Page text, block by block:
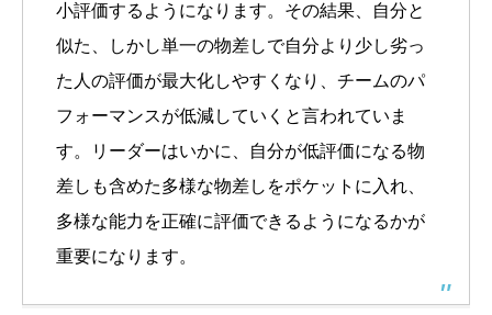
小評価するようになります。その結果、自分と
似た、しかし単一の物差しで自分より少し劣っ
た人の評価が最大化しやすくなり、チームのパ
フォーマンスが低減していくと言われていま
す。リーダーはいかに、自分が低評価になる物
差しも含めた多様な物差しをポケットに入れ、
多様な能力を正確に評価できるようになるかが
重要になります。